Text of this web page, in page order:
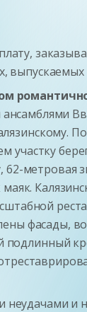
выпускаемых
метровая
фасады,
неудачами и